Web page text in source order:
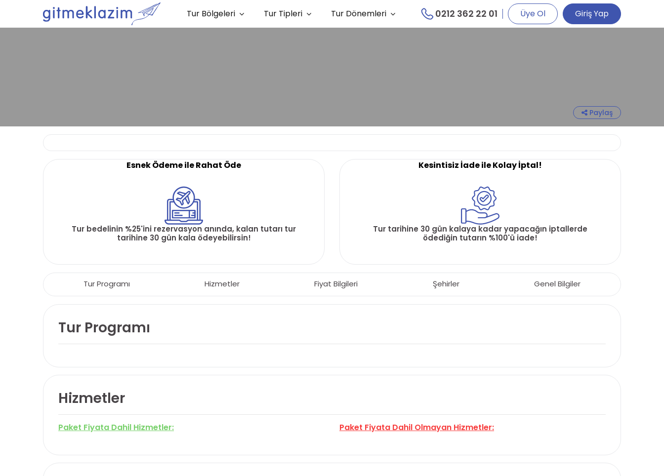
Tur Bölgeleri Tur Tipleri Tur Dönemleri 0212 362 22 01 Üye Ol Giriş Yap
Paylaş
Esnek Ödeme ile Rahat Öde
Tur bedelinin %25'ini rezervasyon anında, kalan tutarı tur
tarihine 30 gün kala ödeyebilirsin!
Kesintisiz İade ile Kolay İptal!
Tur tarihine 30 gün kalaya kadar yapacağın iptallerde
ödediğin tutarın %100'ü iade!
Tur Programı Hizmetler Fiyat Bilgileri Şehirler Genel Bilgiler
Tur Programı
Hizmetler
Paket Fiyata Dahil Hizmetler: Paket Fiyata Dahil Olmayan Hizmetler: